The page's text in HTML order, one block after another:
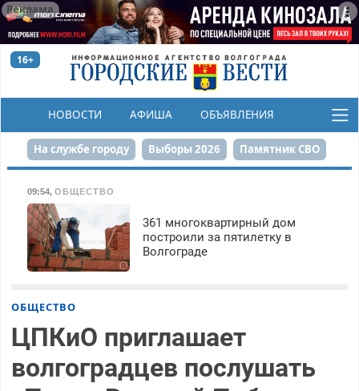
Реклама
16+
НОВОСТИ АФИША ОБЪЯВЛЕНИЯ
КОНКУРСЫ
На службе городу Выборы 2026 Памятник СВО
Набережная День Победы Реконструкция ЦПКиО
80-летие Победы Парк Героев-летчиков
09:54, ОБЩЕСТВО
361 многоквартирный дом
построили за пятилетку в
Волгограде
ОБЩЕСТВО
ЦПКиО приглашает
волгоградцев послушать